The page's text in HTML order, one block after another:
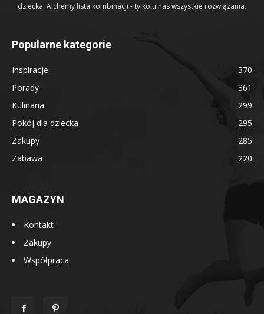
dziecka. Alchemy lista kombinacji - tylko u nas wszystkie rozwiązania.
Popularne kategorie
Inspiracje
370
Porady
361
Kulinaria
299
Pokój dla dziecka
295
Zakupy
285
Zabawa
220
MAGAZYN
Kontakt
Zakupy
Współpraca